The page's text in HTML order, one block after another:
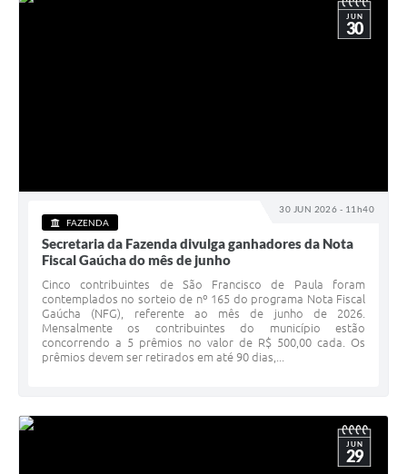
30 JUN 2026 - 11h40
JUN
30
FAZENDA
Secretaria da Fazenda divulga ganhadores da Nota
Fiscal Gaúcha do mês de junho
Cinco contribuintes de São Francisco de Paula foram
contemplados no sorteio de nº 165 do programa Nota Fiscal
Gaúcha (NFG), referente ao mês de junho de 2026.
Mensalmente os contribuintes do município estão
concorrendo a 5 prêmios no valor de R$ 500,00 cada. Os
prêmios devem ser retirados em até 90 dias,...
JUN
29